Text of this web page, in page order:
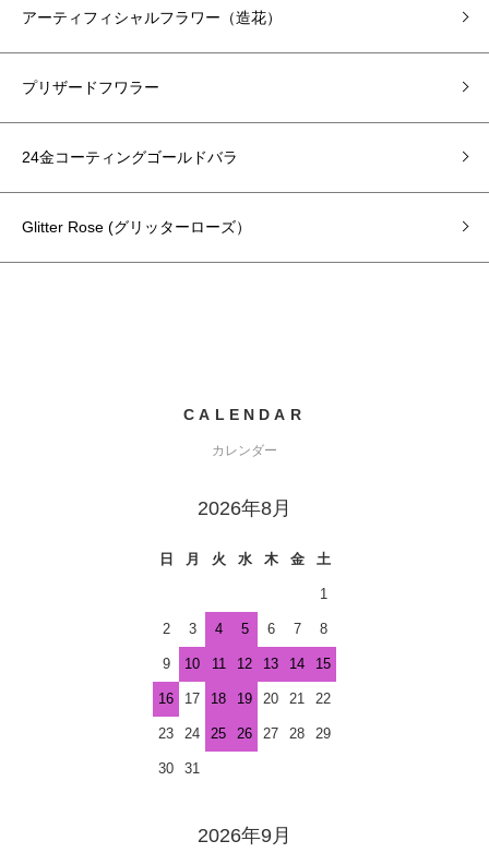
アーティフィシャルフラワー（造花）
プリザードフワラー
24金コーティングゴールドバラ
Glitter Rose (グリッターローズ）
CALENDAR
カレンダー
2026年8月
日 月 火 水 木 金 土
1
2 3 4 5 6 7 8
9 10 11 12 13 14 15
16 17 18 19 20 21 22
23 24 25 26 27 28 29
30 31
2026年9月